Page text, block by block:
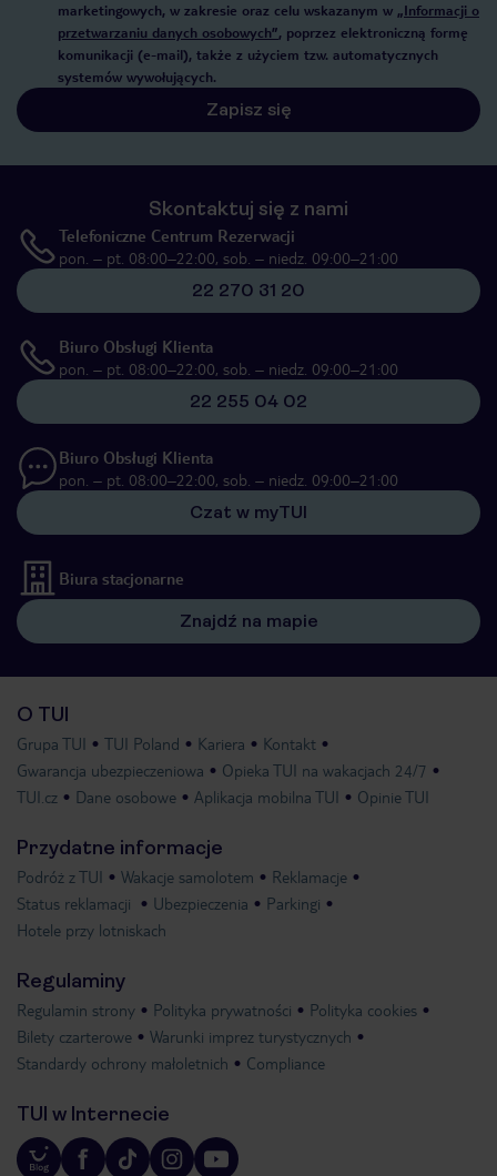
marketingowych, w zakresie oraz celu wskazanym w „Informacji o
przetwarzaniu danych osobowych”, poprzez elektroniczną formę
komunikacji (e-mail), także z użyciem tzw. automatycznych
systemów wywołujących.
Zapisz się
Skontaktuj się z nami
Telefoniczne Centrum Rezerwacji
pon. – pt. 08:00–22:00, sob. – niedz. 09:00–21:00
22 270 31 20
Biuro Obsługi Klienta
pon. – pt. 08:00–22:00, sob. – niedz. 09:00–21:00
22 255 04 02
Biuro Obsługi Klienta
pon. – pt. 08:00–22:00, sob. – niedz. 09:00–21:00
Czat w myTUI
Biura stacjonarne
Znajdź na mapie
O TUI
Grupa TUI TUI Poland Kariera
Kontakt
Gwarancja ubezpieczeniowa
Opieka TUI na wakacjach 24/7
TUI.cz
Dane osobowe Aplikacja mobilna TUI Opinie TUI
Przydatne informacje
Podróż z TUI Wakacje samolotem
Reklamacje
Status reklamacji
Ubezpieczenia
Parkingi
Hotele przy lotniskach
Regulaminy
Regulamin strony Polityka prywatności
Polityka cookies
Bilety czarterowe
Warunki imprez turystycznych
Standardy ochrony małoletnich
Compliance
TUI w Internecie